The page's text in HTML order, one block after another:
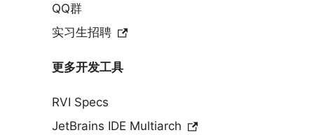
QQ群
实习生招聘
更多开发工具
RVI Specs
JetBrains IDE Multiarch